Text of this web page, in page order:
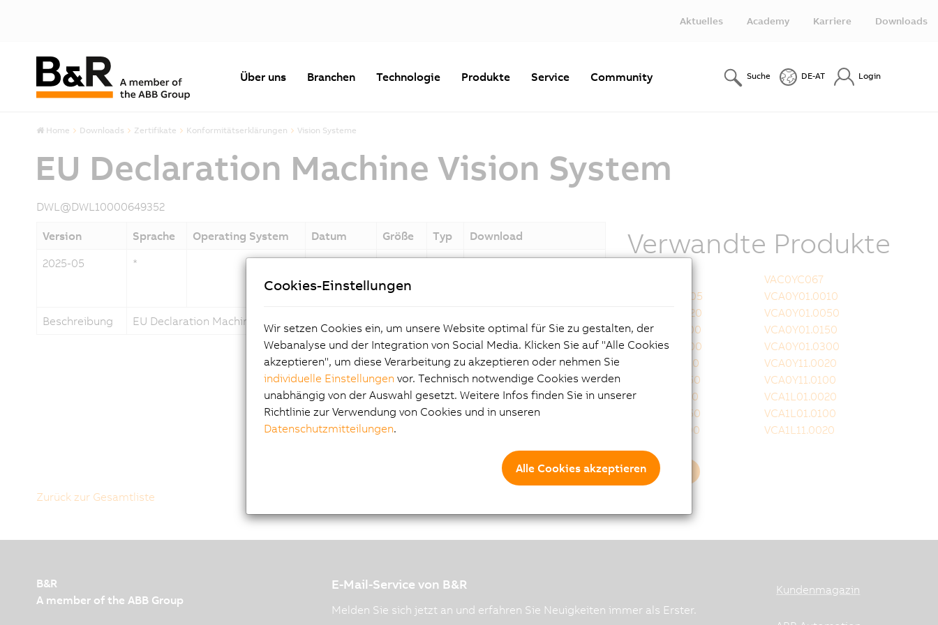
Aktuelles Academy Karriere Downloads
Über uns Branchen Technologie Produkte Service Community Suche DE-AT Login
Home Downloads Zertifikate Konformitätserklärungen Vision Systeme
EU Declaration Machine Vision System
DWL@DWL10000649352
Version Sprache Operating System Datum Größe Typ
Download
2025-05
*
Beschreibung
EU Declaration Machine Vision System
Verwandte Produkte
VAC0YC067
VCA0Y01.0005
VCA0Y01.0010
VCA0Y01.0020
VCA0Y01.0050
VCA0Y01.0100
VCA0Y01.0150
VCA0Y01.0200
VCA0Y01.0300
VCA0Y11.0010
VCA0Y11.0020
VCA0Y11.0050
VCA0Y11.0100
VCA0Y11.0150
VCA1L01.0020
VCA1L01.0050
VCA1L01.0100
VCA1L01.0200
VCA1L11.0020
Mehr laden
Zurück zur Gesamtliste
B&R
A member of the ABB Group
E-Mail-Service von B&R
Melden Sie sich jetzt an und erfahren Sie Neuigkeiten immer als Erster.
Kundenmagazin
Cookies-Einstellungen
Wir setzen Cookies ein, um unsere Website optimal für Sie zu gestalten, der
Webanalyse und der Integration von Social Media. Klicken Sie auf "Alle Cookies
akzeptieren", um diese Verarbeitung zu akzeptieren oder nehmen Sie
individuelle Einstellungen vor. Technisch notwendige Cookies werden
unabhängig von der Auswahl gesetzt. Weitere Infos finden Sie in unserer
Richtlinie zur Verwendung von Cookies und in unseren
Datenschutzmitteilungen.
Alle Cookies akzeptieren